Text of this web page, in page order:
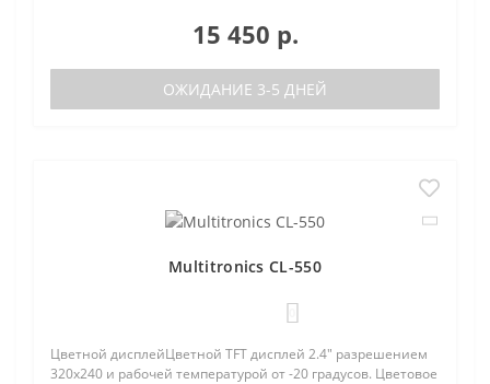
15 450 р.
ОЖИДАНИЕ 3-5 ДНЕЙ
Multitronics CL-550
Цветной дисплейЦветной TFT дисплей 2.4" разрешением
320х240 и рабочей температурой от -20 градусов. Цветовое